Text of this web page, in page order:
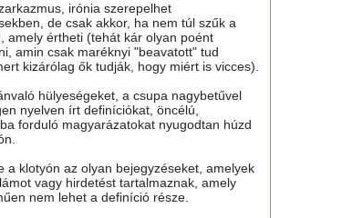
irónia szerepelhet
de csak akkor, ha nem túl szűk a
amely értheti (tehát kár olyan poént
amin csak maréknyi "beavatott" tud
kizárólag ők tudják, hogy miért is vicces).
hülyeségeket, a csupa nagybetűvel
nyelven írt definíciókat, öncélú,
forduló magyarázatokat nyugodtan húzd
a klotyón az olyan bejegyzéseket, amelyek
vagy hirdetést tartalmaznak, amely
nem lehet a definíció része.